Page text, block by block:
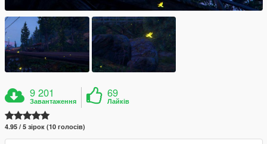
9 201
Завантаження
69
Лайків
4.95 / 5 зірок (10 голосів)